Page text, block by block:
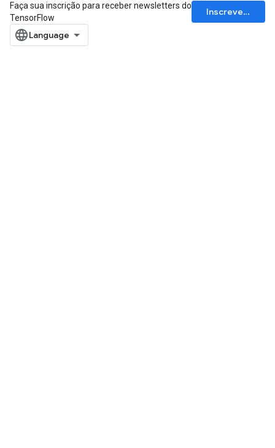
Faça sua inscrição para receber newsletters do
TensorFlow
Inscrever-se